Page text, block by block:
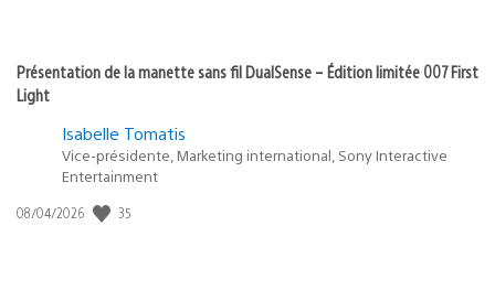
Présentation de la manette sans fil DualSense – Édition limitée 007 First
Light
Isabelle Tomatis
Vice-présidente, Marketing international, Sony Interactive
Entertainment
Date
08/04/2026 35